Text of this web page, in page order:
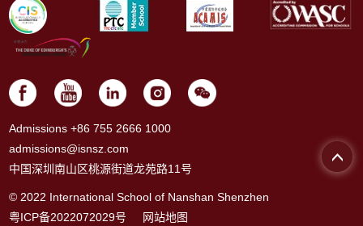
Admissions +86 755 2666 1000
admissions@isnsz.com
中国深圳南山区桃源街道龙苑路11号
© 2022 International School of Nanshan Shenzhen
粤ICP备2022072029号
网站地图